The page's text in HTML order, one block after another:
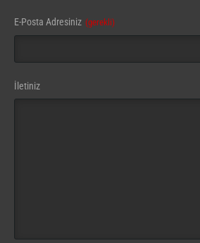
E-Posta Adresiniz (gerekli)
İletiniz